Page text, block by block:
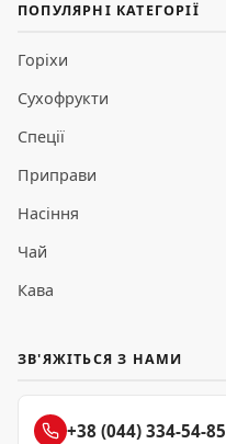
ПОПУЛЯРНІ КАТЕГОРІЇ
Горіхи
Сухофрукти
Спеції
Приправи
Насіння
Чай
Кава
ЗВ'ЯЖІТЬСЯ З НАМИ
+38 (044) 334-54-85